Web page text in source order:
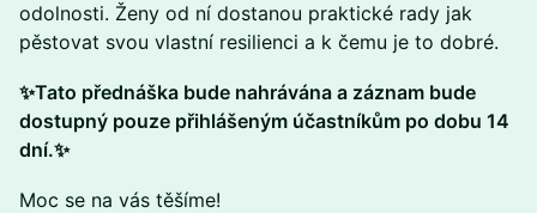
odolnosti. Ženy od ní dostanou praktické rady jak
pěstovat svou vlastní resilienci a k čemu je to dobré.
✨Tato přednáška bude nahrávána a záznam bude
dostupný pouze přihlášeným účastníkům po dobu 14
dní.✨
​Moc se na vás těšíme!